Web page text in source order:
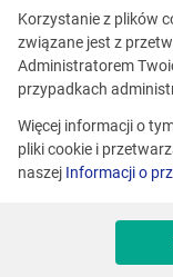
Aleksander
Korzystanie z plików
związane jest z
Administratorem
przypadkach
Więcej informacji o
pliki cookie i
naszej Informacji o